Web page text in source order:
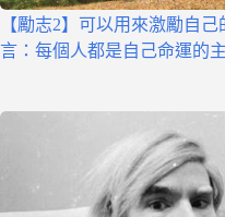
【勵志2】可以用來激勵自
言：每個人都是自己命運的